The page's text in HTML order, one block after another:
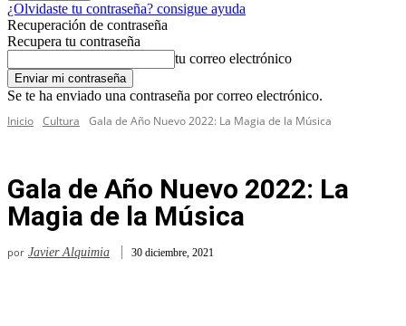
¿Olvidaste tu contraseña? consigue ayuda
Recuperación de contraseña
Recupera tu contraseña
tu correo electrónico
Se te ha enviado una contraseña por correo electrónico.
Inicio Cultura Gala de Año Nuevo 2022: La Magia de la Música
Gala de Año Nuevo 2022: La
Magia de la Música
por Javier Alquimia 30 diciembre, 2021